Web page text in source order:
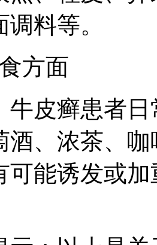
料等。
方面
癣患者日
酒、浓茶、
可能诱发或